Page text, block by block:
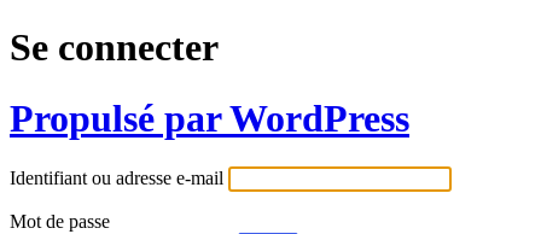
Se connecter
Propulsé par WordPress
Identifiant ou adresse e-mail
Mot de passe